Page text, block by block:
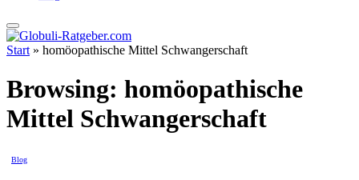
Start » homöopathische Mittel Schwangerschaft
Browsing: homöopathische
Mittel Schwangerschaft
Blog